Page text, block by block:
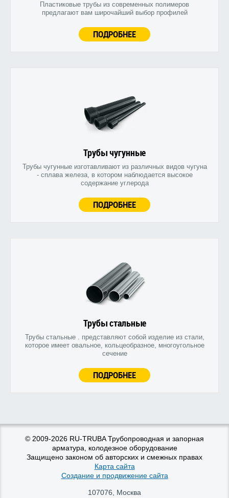
Пластиковые трубы из современных полимеров
предлагают вам широчайший выбор профилей
ПОДРОБНЕЕ
Трубы чугунные
Трубы чугунные изготавливают из различных видов чугуна
- сплава железа, в котором наблюдается высокое
содержание углерода
ПОДРОБНЕЕ
Трубы стальные
Трубы стальные . представляют собой изделие из стали,
которое имеет овальное, кольцеобразное, многоугольное
сечение
ПОДРОБНЕЕ
© 2009-2026 RU-TRUBA Трубопроводная и запорная
арматура, колодезное оборудование
Защищено законом об авторских и смежных правах
Карта сайта
Создание и продвижение сайта
107076
Москва